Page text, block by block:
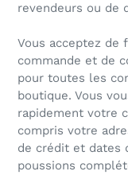
revendeurs ou de
Vous acceptez de
commande et de
pour toutes les
boutique. Vous
rapidement votre
compris votre
de crédit et dates
poussions